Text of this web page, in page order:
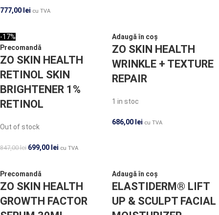
777,00 lei cu TVA
-17%
Precomandă
ZO SKIN HEALTH
RETINOL SKIN
BRIGHTENER 1%
RETINOL
Out of stock
847,00lei 699,00 lei cu TVA
Adaugă în coș
ZO SKIN HEALTH
WRINKLE + TEXTURE
REPAIR
1 in stoc
686,00 lei cu TVA
Precomandă
ZO SKIN HEALTH
GROWTH FACTOR
Adaugă în coș
ELASTIDERM® LIFT
UP & SCULPT FACIAL